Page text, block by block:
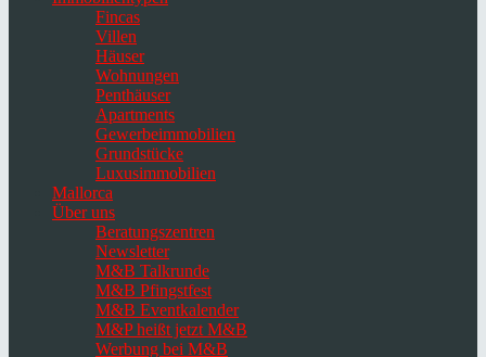
Fincas
Villen
Häuser
Wohnungen
Penthäuser
Apartments
Gewerbeimmobilien
Grundstücke
Luxusimmobilien
Mallorca
Über uns
Beratungszentren
Newsletter
M&B Talkrunde
M&B Pfingstfest
M&B Eventkalender
M&P heißt jetzt M&B
Werbung bei M&B